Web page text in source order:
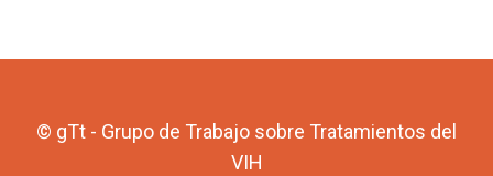
© gTt - Grupo de Trabajo sobre Tratamientos del
VIH